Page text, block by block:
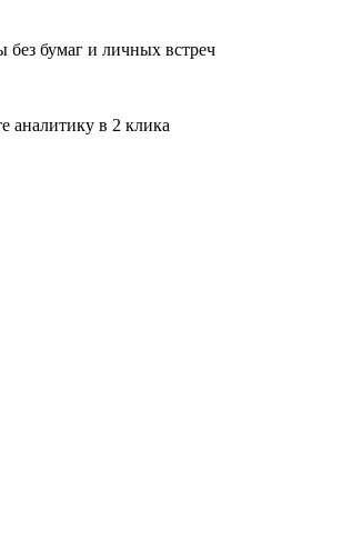
без бумаг и личных встреч
аналитику в 2 клика